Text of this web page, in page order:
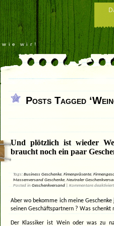
wie wir!
Posts Tagged
Und plötzlich ist wieder
braucht noch ein paar
Tags: Business Geschenke Fimenpräsente
Massenversand Geschenke Neutraler
Posted in Geschenkversand | Kommentare deaktiviert
Aber wo bekomme ich meine
seinen Geschäftspartnern ? Was schenkt
Der Klassiker ist Wein oder was zu